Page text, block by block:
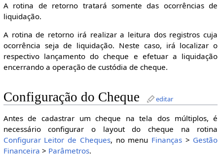
A rotina de retorno tratará somente das ocorrências de
liquidação.
A rotina de retorno irá realizar a leitura dos registros cuja
ocorrência seja de liquidação. Neste caso, irá localizar o
respectivo lançamento do cheque e efetuar a liquidação
encerrando a operação de custódia de cheque.
Configuração do Cheque editar
Antes de cadastrar um cheque na tela dos múltiplos, é
necessário configurar o layout do cheque na rotina
Configurar Leitor de Cheques, no menu Finanças> Gestão
Financeira > Parâmetros.